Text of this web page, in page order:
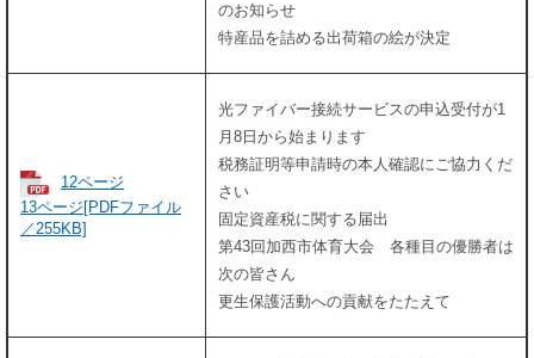
のお知らせ
特産品を詰める出荷箱の絵が決定
12ページ
13ページ[PDFファイル
／255KB]
光ファイバー接続サービスの申込受付が1
月8日から始まります
税務証明等申請時の本人確認にご協力くだ
さい
固定資産税に関する届出
第43回加西市体育大会 各種目の優勝者は
次の皆さん
更生保護活動への貢献をたたえて